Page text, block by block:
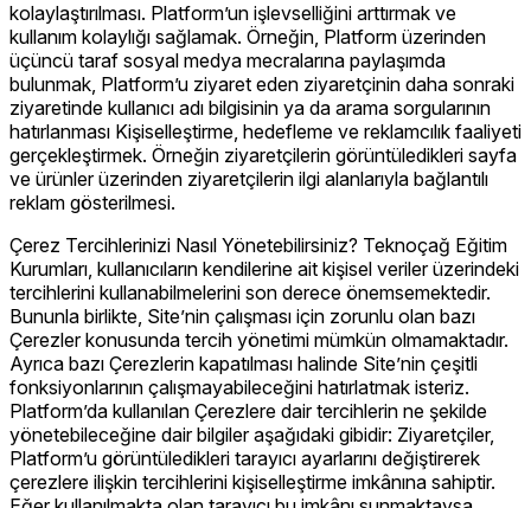
kolaylaştırılması. Platform’un işlevselliğini arttırmak ve
kullanım kolaylığı sağlamak. Örneğin, Platform üzerinden
üçüncü taraf sosyal medya mecralarına paylaşımda
bulunmak, Platform’u ziyaret eden ziyaretçinin daha sonraki
ziyaretinde kullanıcı adı bilgisinin ya da arama sorgularının
hatırlanması Kişiselleştirme, hedefleme ve reklamcılık faaliyeti
gerçekleştirmek. Örneğin ziyaretçilerin görüntüledikleri sayfa
ve ürünler üzerinden ziyaretçilerin ilgi alanlarıyla bağlantılı
reklam gösterilmesi.
Çerez Tercihlerinizi Nasıl Yönetebilirsiniz? Teknoçağ Eğitim
Kurumları, kullanıcıların kendilerine ait kişisel veriler üzerindeki
tercihlerini kullanabilmelerini son derece önemsemektedir.
Bununla birlikte, Site’nin çalışması için zorunlu olan bazı
Çerezler konusunda tercih yönetimi mümkün olmamaktadır.
Ayrıca bazı Çerezlerin kapatılması halinde Site’nin çeşitli
fonksiyonlarının çalışmayabileceğini hatırlatmak isteriz.
Platform’da kullanılan Çerezlere dair tercihlerin ne şekilde
yönetebileceğine dair bilgiler aşağıdaki gibidir: Ziyaretçiler,
Platform’u görüntüledikleri tarayıcı ayarlarını değiştirerek
çerezlere ilişkin tercihlerini kişiselleştirme imkânına sahiptir.